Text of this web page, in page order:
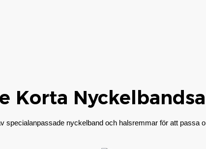
Korta
specialanpassade nyckelband och halsremmar för att passa